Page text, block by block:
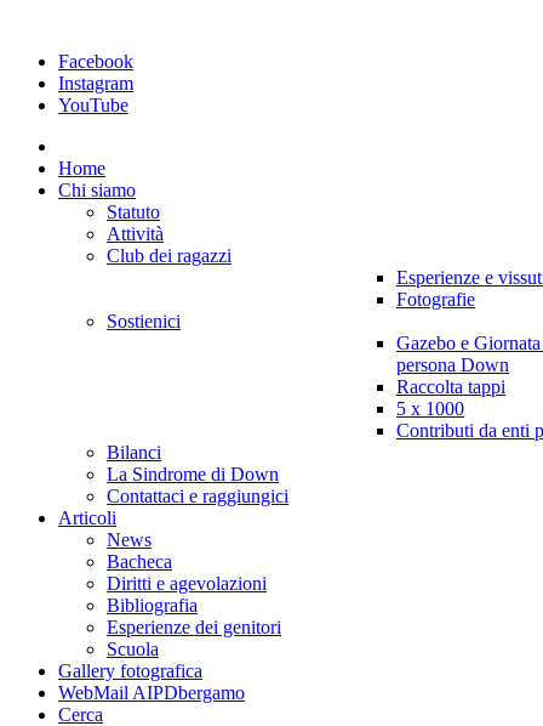
Facebook
Instagram
YouTube
Home
Chi siamo
Statuto
Attività
Club dei ragazzi
Esperienze e
Fotografie
Sostienici
Gazebo e
persona Down
Raccolta tappi
5 x 1000
Contributi da enti
Bilanci
La Sindrome di Down
Contattaci e raggiungici
Articoli
News
Bacheca
Diritti e agevolazioni
Bibliografia
Esperienze dei genitori
Scuola
Gallery fotografica
WebMail AIPDbergamo
Cerca